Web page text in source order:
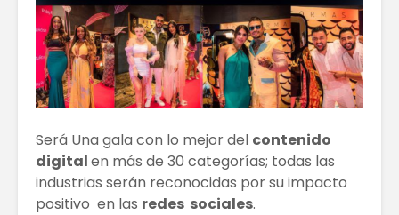
Será Una gala con lo mejor del contenido
digitalen más de 30 categorías; todas las
industrias serán reconocidas por su impacto
positivo en las redes sociales.